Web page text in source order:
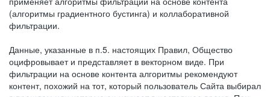
(алгоритмы градиентного бустинга) и коллаборативной
фильтрации.
Данные, указанные в п.5. настоящих Правил, Общество
оцифровывает и представляет в векторном виде. При
фильтрации на основе контента алгоритмы рекомендуют
контент, похожий на тот, который пользователь Сайта выбирал